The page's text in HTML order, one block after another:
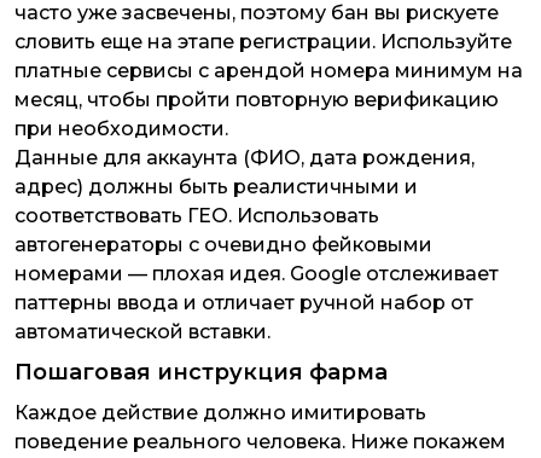
часто уже засвечены, поэтому бан вы рискуете
словить еще на этапе регистрации. Используйте
платные сервисы с арендой номера минимум на
месяц, чтобы пройти повторную верификацию
при необходимости.
Данные для аккаунта (ФИО, дата рождения,
адрес) должны быть реалистичными и
соответствовать ГЕО. Использовать
автогенераторы с очевидно фейковыми
номерами — плохая идея. Google отслеживает
паттерны ввода и отличает ручной набор от
автоматической вставки.
Пошаговая инструкция фарма
Каждое действие должно имитировать
поведение реального человека. Ниже покажем